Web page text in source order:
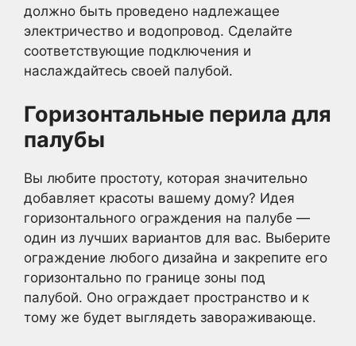
должно быть проведено надлежащее
электричество и водопровод. Сделайте
соответствующие подключения и
наслаждайтесь своей палубой.
Горизонтальные перила для
палубы
Вы любите простоту, которая значительно
добавляет красоты вашему дому? Идея
горизонтального ограждения на палубе —
один из лучших вариантов для вас. Выберите
ограждение любого дизайна и закрепите его
горизонтально по границе зоны под
палубой. Оно ограждает пространство и к
тому же будет выглядеть завораживающе.